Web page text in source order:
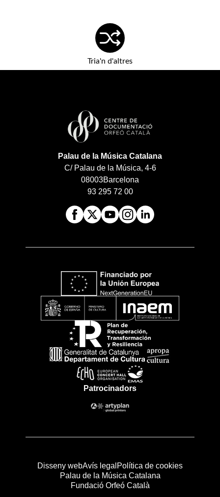
Tria'n d'altres
Palau de la Música Catalana
C/ Palau de la Música, 4-6
08003Barcelona
93 295 72 00
Patrocinadors
Disseny webAvís legal Política de cookies
Palau de la Música Catalana
Fundació Orfeó Català